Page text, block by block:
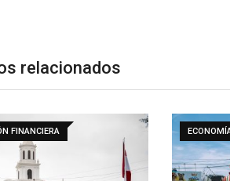
relacionados
FINANCIERA